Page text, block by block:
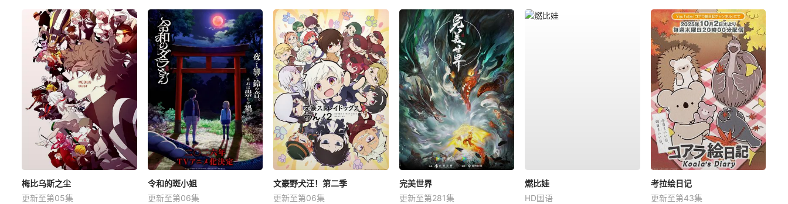
梅比乌斯之尘
更新至第05集
令和的斑小姐
更新至第06集
文豪野犬汪！第二季
更新至第06集
完美世界
更新至第281集
燃比娃
HD国语
考拉绘日记
更新至第43集